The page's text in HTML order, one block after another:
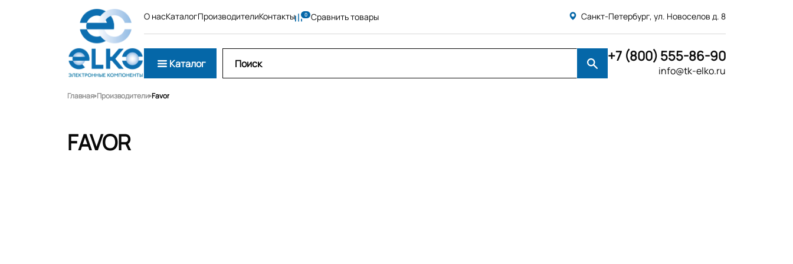
О насКаталогПроизводителиКонтакты Сравнить товары Санкт-Петербург, ул. Новоселов д. 8
Каталог +7 (800) 555-86-90
info@tk-elko.ru
Главная Производители Favor
FAVOR